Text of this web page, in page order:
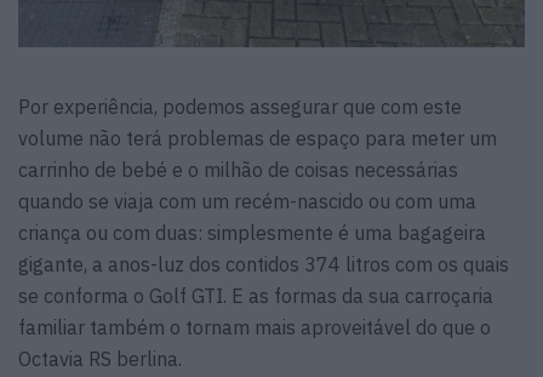
Por experiência, podemos assegurar que com este
volume não terá problemas de espaço para meter um
carrinho de bebé e o milhão de coisas necessárias
quando se viaja com um recém-nascido ou com uma
criança ou com duas: simplesmente é uma bagageira
gigante, a anos-luz dos contidos 374 litros com os quais
se conforma o Golf GTI. E as formas da sua carroçaria
familiar também o tornam mais aproveitável do que o
Octavia RS berlina.